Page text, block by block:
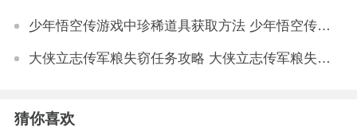
少年悟空传游戏中珍稀道具获取方法 少年悟空传游戏珍稀道具如何获取
大侠立志传军粮失窃任务攻略 大侠立志传军粮失窃任务如何做
猜你喜欢